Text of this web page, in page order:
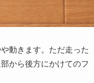
動きます。ただ走った
から後方にかけてのフ